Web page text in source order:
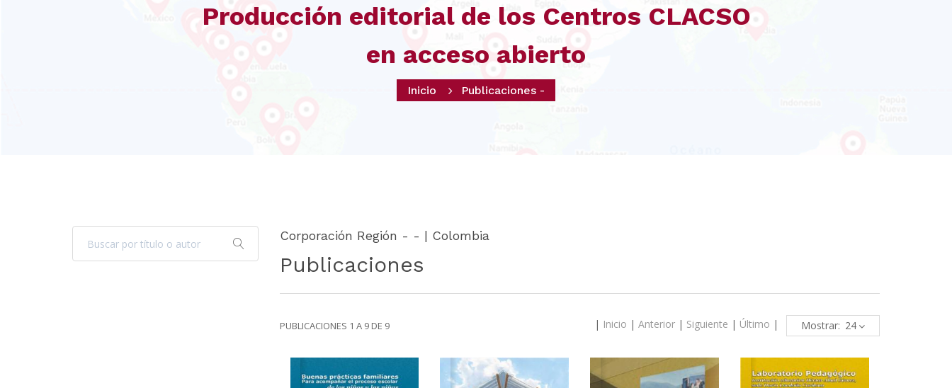
Producción editorial de los Centros CLACSO
en acceso abierto
Inicio Publicaciones -
Corporación Región - - | Colombia
Publicaciones
PUBLICACIONES 1 A 9 DE 9 | Inicio | Anterior | Siguiente | Último | Mostrar: